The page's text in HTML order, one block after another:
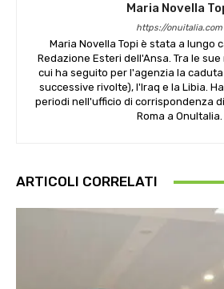
Maria Novella
https://onuitalia.com
Maria Novella Topi è stata a lungo
Redazione Esteri dell'Ansa. Tra le
cui ha seguito per l'agenzia la
successive rivolte), l'Iraq e la Libia.
periodi nell'ufficio di corrispondenza
Roma a OnuItalia.
ARTICOLI CORRELATI